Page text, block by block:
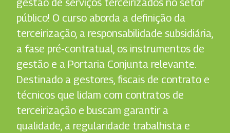
gestão de serviços terceirizados no setor
público! O curso aborda a definição da
terceirização, a responsabilidade subsidiária,
a fase pré-contratual, os instrumentos de
gestão e a Portaria Conjunta relevante.
Destinado a gestores, fiscais de contrato e
técnicos que lidam com contratos de
terceirização e buscam garantir a
qualidade, a regularidade trabalhista e